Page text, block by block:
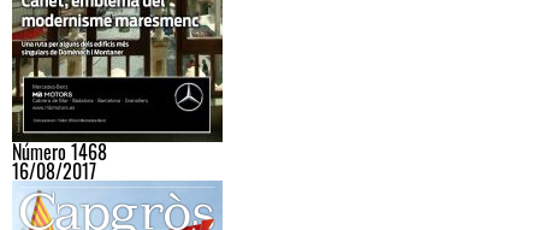
Número 1468
16/08/2017